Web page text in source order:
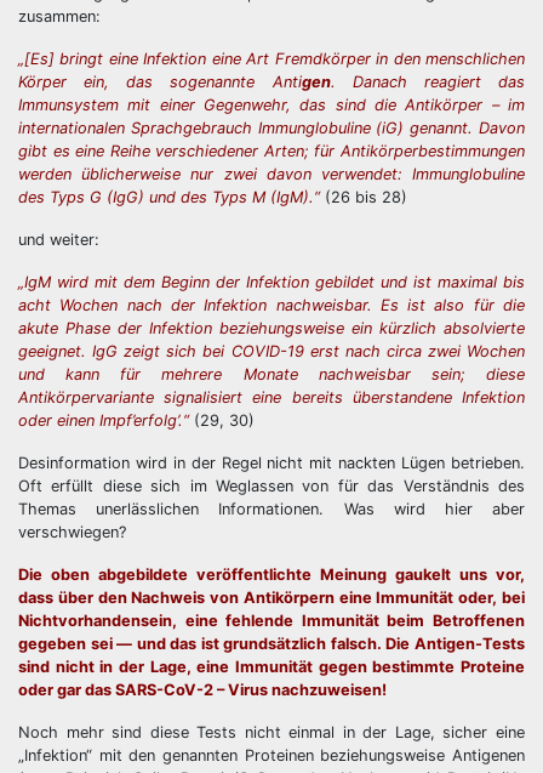
zusammen:
„[Es] bringt eine Infektion eine Art Fremdkörper in den menschlichen
Körper ein, das sogenannte Antigen. Danach reagiert das
Immunsystem mit einer Gegenwehr, das sind die Antikörper – im
internationalen Sprachgebrauch Immunglobuline (iG) genannt. Davon
gibt es eine Reihe verschiedener Arten; für Antikörperbestimmungen
werden üblicherweise nur zwei davon verwendet: Immunglobuline
des Typs G (IgG) und des Typs M (IgM).“(26 bis 28)
und weiter:
„IgM wird mit dem Beginn der Infektion gebildet und ist maximal bis
acht Wochen nach der Infektion nachweisbar. Es ist also für die
akute Phase der Infektion beziehungsweise ein kürzlich absolvierte
geeignet. IgG zeigt sich bei COVID-19 erst nach circa zwei Wochen
und kann für mehrere Monate nachweisbar sein; diese
Antikörpervariante signalisiert eine bereits überstandene Infektion
oder einen Impf’erfolg’.“(29, 30)
Desinformation wird in der Regel nicht mit nackten Lügen betrieben.
Oft erfüllt diese sich im Weglassen von für das Verständnis des
Themas unerlässlichen Informationen. Was wird hier aber
verschwiegen?
Die oben abgebildete veröffentlichte Meinung gaukelt uns vor,
dass über den Nachweis von Antikörpern eine Immunität oder, bei
Nichtvorhandensein, eine fehlende Immunität beim Betroffenen
gegeben sei — und das ist grundsätzlich falsch. Die Antigen-Tests
sind nicht in der Lage, eine Immunität gegen bestimmte Proteine
oder gar das SARS-CoV-2 – Virus nachzuweisen!
Noch mehr sind diese Tests nicht einmal in der Lage, sicher eine
„Infektion“ mit den genannten Proteinen beziehungsweise Antigenen